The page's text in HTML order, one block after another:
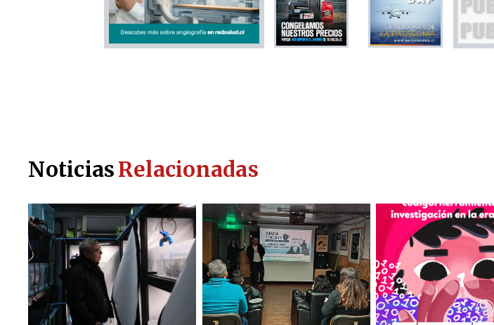
NoticiasRelacionadas